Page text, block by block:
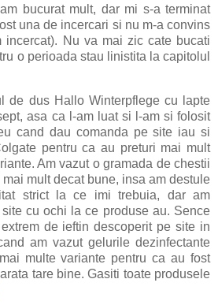
bucurat mult, dar mi s-a terminat
una de incercari si nu m-a convins
incercat). Nu va mai zic cate bucati
o perioada stau linistita la capitolul
de dus Hallo Winterpflege cu lapte
asa ca l-am luat si l-am si folosit
cand dau comanda pe site iau si
pentru ca au preturi mai mult
Am vazut o gramada de chestii
mult decat bune, insa am destule
strict la ce imi trebuia, dar am
cu ochi la ce produse au. Sence
de ieftin descoperit pe site in
am vazut gelurile dezinfectante
multe variante pentru ca au fost
tare bine. Gasiti toate produsele